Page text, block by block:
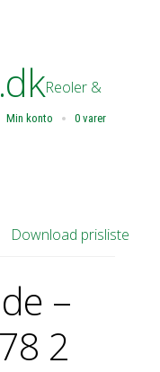
Min konto 0 varer
Reoler &
Download prisliste
–
2